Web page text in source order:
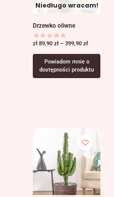
Niedługo wracam!
Drzewko oliwne
zł 89,90 zł – 399,90 zł
Powiadom mnie o
dostępności produktu